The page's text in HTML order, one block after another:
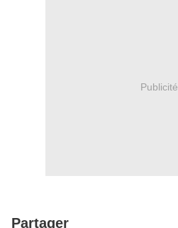
Publicité
Partager